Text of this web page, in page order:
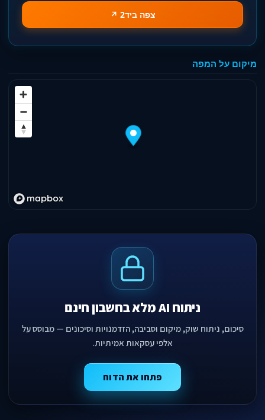
צפה ביד2 ↗
מיקום על המפה
ניתוח AI מלא בחשבון חינם
סיכום, ניתוח שוק, מיקום וסביבה, הזדמנויות וסיכונים — מבוסס על
אלפי עסקאות אמיתיות.
פתחו את הדוח